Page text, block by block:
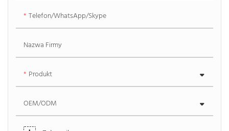
Telefon/WhatsApp/Skype
Nazwa Firmy
Produkt
OEM/ODM